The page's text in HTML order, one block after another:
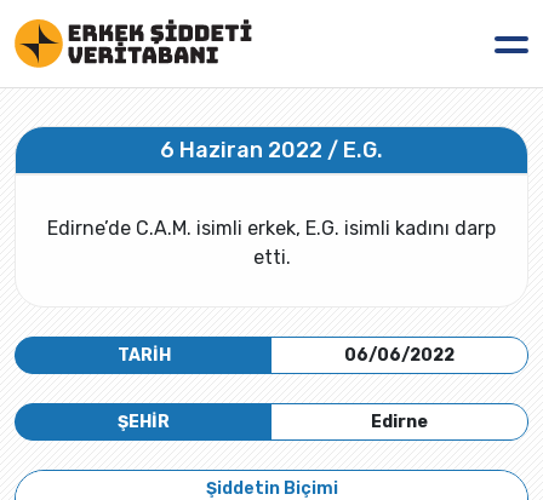
6 Haziran 2022 / E.G.
Edirne’de C.A.M. isimli erkek, E.G. isimli kadını darp
etti.
TARİH 06/06/2022
Edirne
ŞEHİR
Şiddetin Biçimi